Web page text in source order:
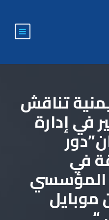
تناقش
في إدارة
في
المؤسسي